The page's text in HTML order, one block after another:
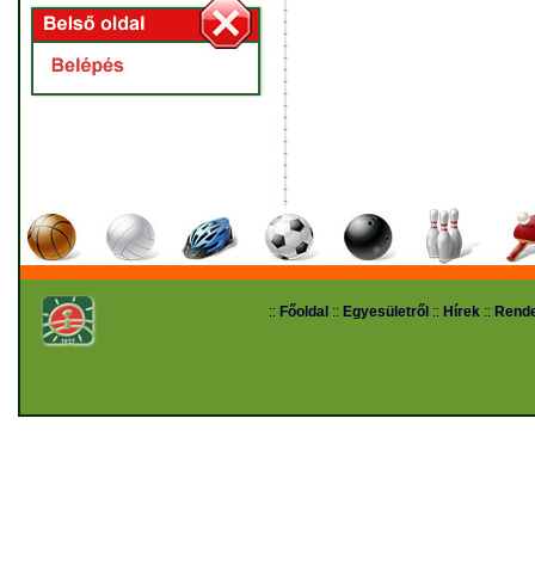
:: Főoldal :: Egyesületről :: Hírek ::